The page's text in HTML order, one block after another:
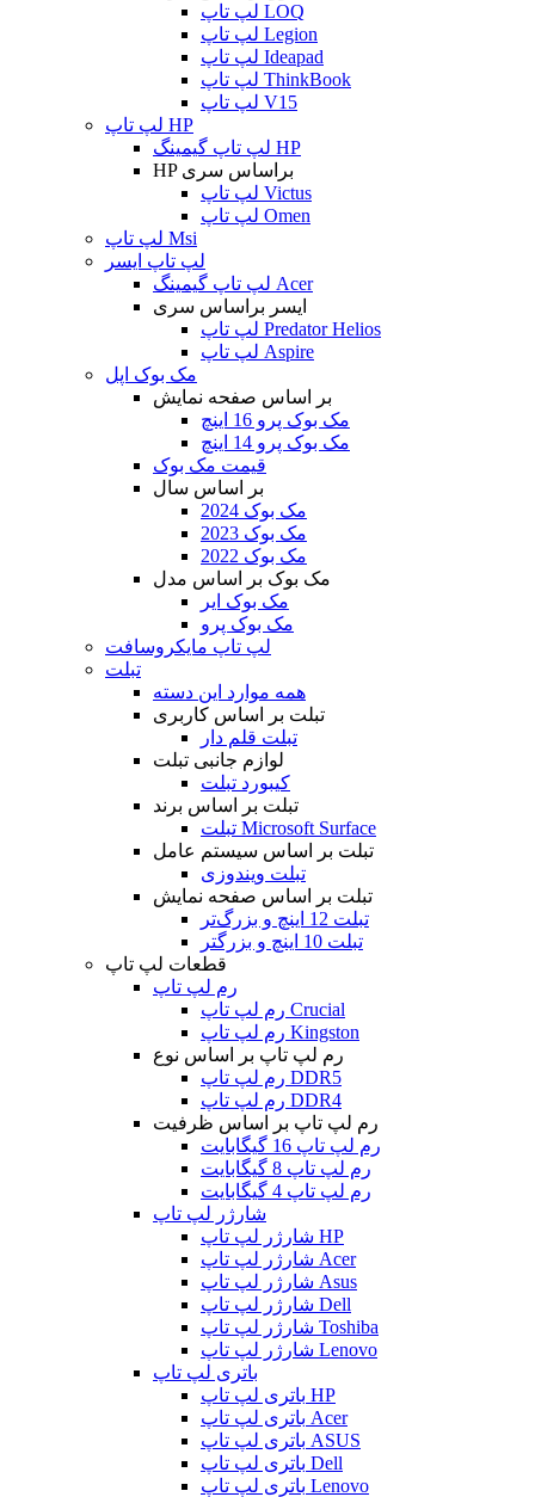
لپ تاپ LOQ
لپ تاپ Legion
لپ تاپ Ideapad
لپ تاپ ThinkBook
لپ تاپ V15
لپ تاپ HP
لپ تاپ گیمینگ HP
HP براساس سری
لپ تاپ Victus
لپ تاپ Omen
لپ تاپ Msi
لپ تاپ ایسر
لپ تاپ گیمینگ Acer
ایسر براساس سری
لپ تاپ Predator Helios
لپ تاپ Aspire
مک بوک اپل
بر اساس صفحه نمایش
مک بوک پرو 16 اینچ
مک بوک پرو 14 اینچ
قیمت مک بوک
بر اساس سال
مک بوک 2024
مک بوک 2023
مک بوک 2022
مک بوک بر اساس مدل
مک بوک ایر
مک بوک پرو
لپ تاپ مایکروسافت
تبلت
همه موارد این دسته
تبلت بر اساس کاربری
تبلت قلم دار
لوازم جانبی تبلت
کیبورد تبلت
تبلت بر اساس برند
تبلت Microsoft Surface
تبلت بر اساس سیستم عامل
تبلت ویندوزی
تبلت بر اساس صفحه نمایش
تبلت 12 اینچ و بزرگ‌تر
تبلت 10 اینچ و بزرگتر
قطعات لپ تاپ
رم لپ تاپ
رم لپ تاپ Crucial
رم لپ تاپ Kingston
رم لپ تاپ بر اساس نوع
رم لپ تاپ DDR5
رم لپ تاپ DDR4
رم لپ تاپ بر اساس ظرفیت
رم لپ تاپ 16 گیگابایت
رم لپ تاپ 8 گیگابایت
رم لپ تاپ 4 گیگابایت
شارژر لپ تاپ
شارژر لپ تاپ HP
شارژر لپ تاپ Acer
شارژر لپ تاپ Asus
شارژر لپ تاپ Dell
شارژر لپ تاپ Toshiba
شارژر لپ تاپ Lenovo
باتری لپ تاپ
باتری لپ تاپ HP
باتری لپ تاپ Acer
باتری لپ تاپ ASUS
باتری لپ تاپ Dell
باتری لپ تاپ Lenovo